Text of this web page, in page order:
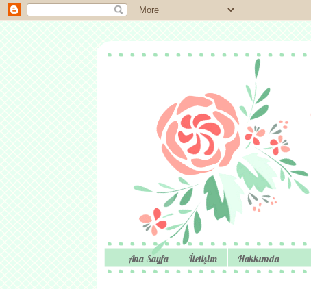
Ana Sayfa İletişim Hakkımda